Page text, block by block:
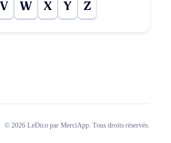
V W X Y Z
© 2026 LeDico par MerciApp. Tous droits réservés.